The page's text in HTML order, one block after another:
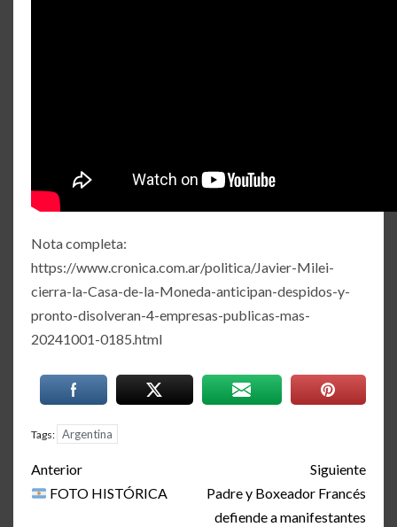
Nota completa:
https://www.cronica.com.ar/politica/Javier-Milei-
cierra-la-Casa-de-la-Moneda-anticipan-despidos-y-
pronto-disolveran-4-empresas-publicas-mas-
20241001-0185.html
Tags: Argentina
Post
navigation
Anterior
FOTO HISTÓRICA
Siguiente
Padre y Boxeador Francés
defiende a manifestantes